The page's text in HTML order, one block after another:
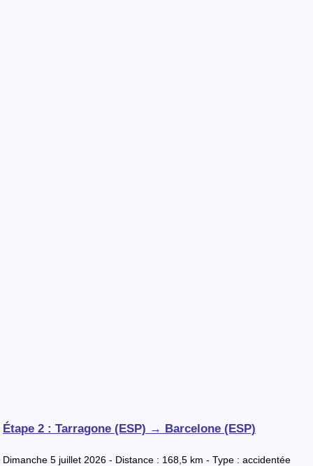
Étape 2 : Tarragone (ESP) → Barcelone (ESP)
Dimanche 5 juillet 2026 - Distance : 168,5 km - Type : accidentée